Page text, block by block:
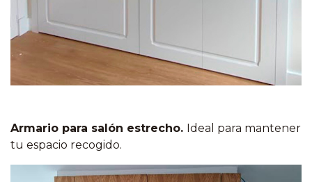
Armario para salón estrecho. Ideal para mantener
tu espacio recogido.